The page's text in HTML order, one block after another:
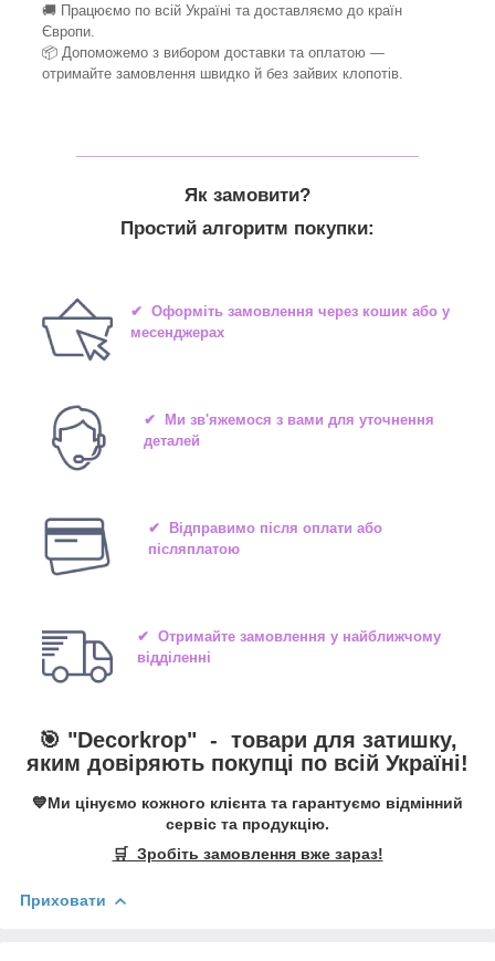
🚚 Працюємо по всій Україні та доставляємо до країн
Європи.
📦 Допоможемо з вибором доставки та оплатою —
отримайте замовлення швидко й без зайвих клопотів.
Як замовити?
Простий алгоритм покупки:
✔ Оформіть замовлення через кошик або у
месенджерах
✔ Ми зв'яжемося з вами для уточнення
деталей
✔ Відправимо після оплати або
післяплатою
✔ Отримайте замовлення у найближчому
відділенні
🎯 "Decorkrop" - товари для затишку,
яким довіряють покупці по всій Україні!
💙Ми цінуємо кожного клієнта та гарантуємо відмінний
сервіс та продукцію.
🛒 Зробіть замовлення вже зараз!
Приховати